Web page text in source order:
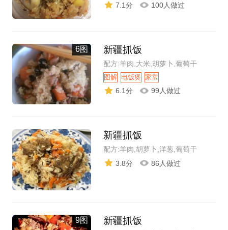
7.1分 100人做过
6图 新疆抓饭
配方:羊肉,大米,胡萝卜,葡萄干
图解 电饭煲 家常
6.1分 99人做过
新疆抓饭
配方:羊肉,胡萝卜,洋葱,葡萄干
3.8分
86人做过
9图 新疆抓饭